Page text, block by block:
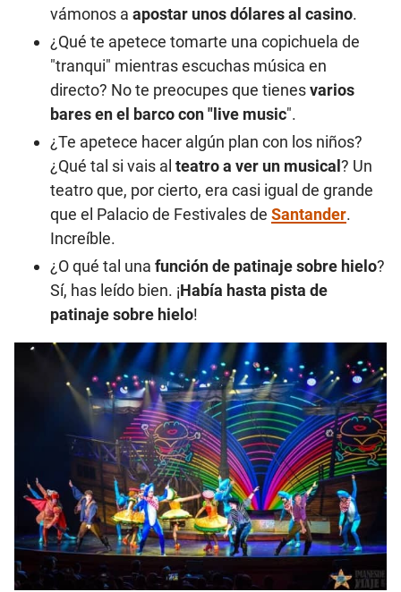
vámonos a apostar unos dólares al casino.
¿Qué te apetece tomarte una copichuela de
"tranqui" mientras escuchas música en
directo? No te preocupes que tienesvarios
bares en el barco con "live music".
¿Te apetece hacer algún plan con los niños?
¿Qué tal si vais al teatro a ver un musical ? Un
teatro que, por cierto, era casi igual de grande
que el Palacio de Festivales de Santander.
Increíble.
¿O qué tal una función de patinaje sobre hielo?
Sí, has leído bien. ¡Había hasta pista de
patinaje sobre hielo!